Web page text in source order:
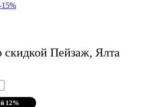
скидкой Пейзаж, Ялта
12%